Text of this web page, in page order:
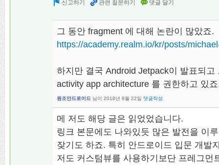
그 동안 fragment 에 대해 논란이 많았죠.
https://academy.realm.io/kr/posts/
하지만 결국 Android Jetpack이 발표되
activity app architecture 를 권한하고 있
원조안드로이드 님이 2018년 8월 22일 댓글작성
메 저도 해당 글은 읽었었습니다.
링크 본문에도 나와있듯 많은 발전을 이
잦기도 하죠. 특히 안드로이드 입문 개발
저도 커스텀뷰를 사용하기보단 프레그먼